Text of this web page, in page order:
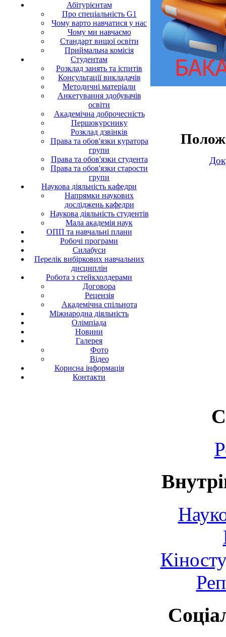
Абітурієнтам
Про спеціальність G1
Чому варто навчатися у нас
Чому ми навчаємо
Стандарт вищої освіти
Приймальна комісія
Студентам
Розклад занять та іспитів
Консультації викладачів
Методичні матеріали
Анкетування здобувачів
освіти
Академічна доброчесність
Першокурснику
Розклад дзвінків
Права та обов'язки куратора
групи
Права та обов'язки студента
Права та обов'язки старости
групи
Наукова діяльність кафедри
Напрямки наукових
досліджень кафедри
Наукова діяльність студентів
Мала академія наук
ОПП та навчальні плани
Робочі програми
Силабуси
Перелік вибіркових навчальних
дисциплін
Робота з стейкхолдерами
Договора
Рецензія
Академічна спільнота
Міжнародна діяльність
Олімпіада
Новини
Галерея
Фото
Відео
Корисна інформація
Контакти